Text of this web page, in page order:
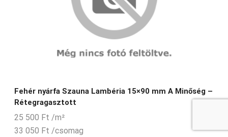
Fehér nyárfa Szauna Lambéria 15×90 mm A Minőség –
Rétegragasztott
25 500 Ft /m²
33 050 Ft /csomag